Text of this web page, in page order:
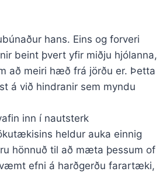
hans. Eins og forveri
beint þvert yfir miðju hjólanna,
að meiri hæð frá jörðu er. Þetta
á við hindranir sem myndu
inn í nautsterk
heldur auka einnig
hönnuð til að mæta þessum of
efni á harðgerðu farartæki,